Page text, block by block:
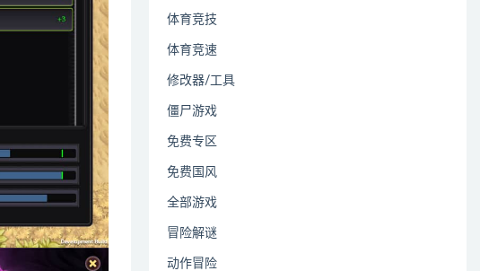
体育竞技
体育竞速
修改器/工具
僵尸游戏
免费专区
免费国风
全部游戏
冒险解谜
动作冒险